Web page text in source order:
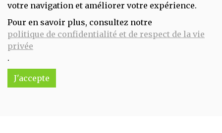
votre navigation et améliorer votre expérience.
Pour en savoir plus, consultez notre
politique de confidentialité et de respect de la vie
privée
.
J'accepte
Gourde Pomme Banane - 12x90 gr Vitabio
11.25€/pc
Réception souhaitée le